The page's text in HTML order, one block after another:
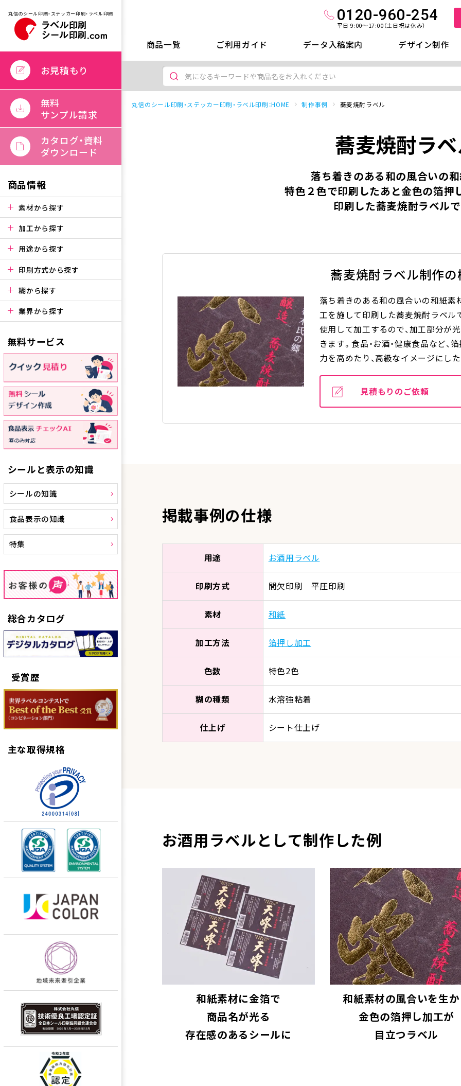
丸信のシール印刷・ステッカー印刷・ラベル印刷 0120-960-254
平日 9:00～17:00（土日祝は休み）
商品一覧 ご利用ガイド データ入稿案内 デザイン制作
お見積もり
無料
サンプル請求
カタログ・資料
ダウンロード
商品情報
素材から探す
加工から探す
用途から探す
印刷方式から探す
糊から探す
業界から探す
無料サービス
シールと表示の知識
シールの知識
食品表示の知識
特集
総合カタログ
受賞歴
主な取得規格
丸信のシール印刷・ステッカー印刷・ラベル印刷：HOME 制作事例 蕎麦焼酎ラベル
蕎麦焼酎ラ
落ち着きのある和の風合いの
特色２色で印刷したあと金色の箔押
印刷した蕎麦焼酎ラベル
蕎麦焼酎ラベル制作の
落ち着きのある和の風合いの和紙素
工を施して印刷した蕎麦焼酎ラベル
使用して加工するので、加工部分が
きます。食品・お酒・健康食品など
力を高めたり、高級なイメージにし
見積もりのご依頼
掲載事例の仕様
用途 お酒用ラベル
印刷方式 間欠印刷 平圧印刷
素材 和紙
加工方法 箔押し加工
色数 特色2色
糊の種類 水溶強粘着
仕上げ シート仕上げ
お酒用ラベルとして制作した例
和紙素材に金箔で
商品名が光る
存在感のあるシールに
和紙素材の風合いを生
金色の箔押し加工が
目立つラベル